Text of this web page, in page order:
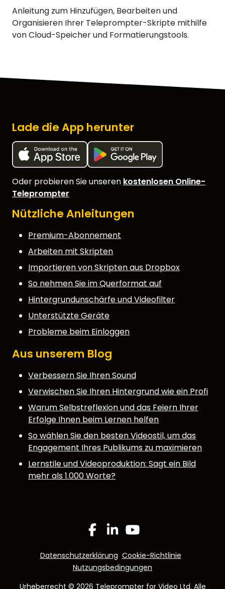
Anleitung zum Hinzufügen, Bearbeiten und
Organisieren Ihrer Teleprompter-Skripte mithilfe
von Cloud-Speicher und Formatierungstools.
Lade die App herunter
Oder probieren Sie unseren kostenlosen Online-
Teleprompter
Nützliche Anleitungen
Premium-Abonnement
Arbeiten mit Skripten
Importieren von Skripten aus Dropbox
So nehmen Sie im Querformat auf
Hintergrundunschärfe und Videofilter
Unterstützte Geräte
Probleme beim Einloggen
Aus unserem Blog
Verbessern Sie Ihren Sound
Verwischen Sie Ihren Hintergrund wie ein Profi
Warum Selbstreflexion und das Feiern Ihrer
Erfolge Ihnen beim Lernen helfen
So wählen Sie den besten Videostil, um das
Engagement Ihres Publikums zu maximieren
Lernstile und Videoproduktion: Sagt ein Bild
mehr als 1.000 Worte?
Facebook
LinkedinYouTube
Datenschutzerklärung Cookie-Richtlinie
Nutzungsbedingungen
Urheberrecht © 2026 Teleprompter for Video Ltd. Alle